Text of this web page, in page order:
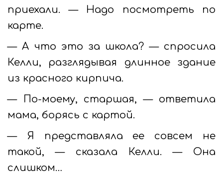
приехали. — Надо посмотреть по
карте.
— А что это за школа? — спросила
Келли, разглядывая длинное здание
из красного кирпича.
— По-моему, старшая, — ответила
мама, борясь с картой.
— Я представляла ее совсем не
такой, — сказала Келли. — Она
слишком…